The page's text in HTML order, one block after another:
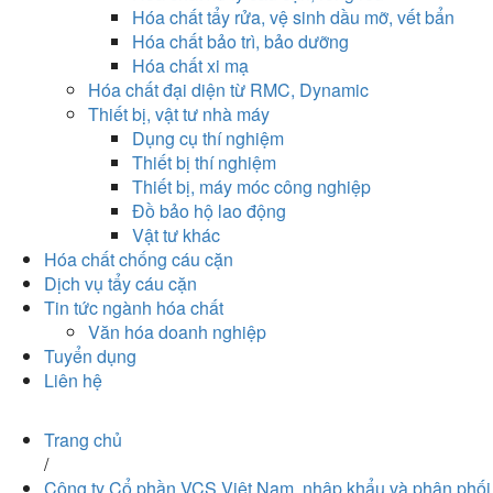
Hóa chất tẩy rửa, vệ sinh dầu mỡ, vết bẩn
Hóa chất bảo trì, bảo dưỡng
Hóa chất xi mạ
Hóa chất đại diện từ RMC, Dynamic
Thiết bị, vật tư nhà máy
Dụng cụ thí nghiệm
Thiết bị thí nghiệm
Thiết bị, máy móc công nghiệp
Đồ bảo hộ lao động
Vật tư khác
Hóa chất chống cáu cặn
Dịch vụ tẩy cáu cặn
Tin tức ngành hóa chất
Văn hóa doanh nghiệp
Tuyển dụng
Liên hệ
Trang chủ
/
Công ty Cổ phần VCS Việt Nam, nhập khẩu và phân